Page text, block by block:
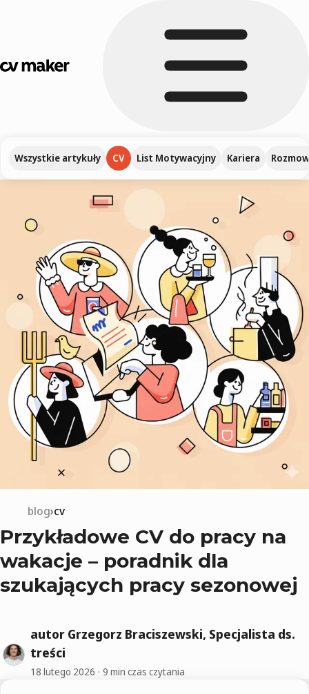
Wszystkie artykuły CV List Motywacyjny Kariera
blog cv
Przykładowe CV do pracy na
wakacje – poradnik dla
szukających pracy sezonowej
autor Grzegorz Braciszewski, Specjalista ds.
treści
18 lutego 2026 9 min czas czytania